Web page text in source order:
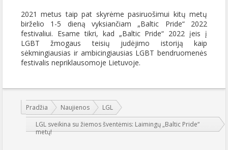
2021 metus taip pat skyrėme pasiruošimui kitų metų
birželio 1-5 dieną vyksiančiam „Baltic Pride“ 2022
festivaliui. Esame tikri, kad „Baltic Pride“ 2022 įeis į
LGBT žmogaus teisių judėjimo istoriją kaip
sėkmingiausias ir ambicingiausias LGBT bendruomenės
festivalis nepriklausomoje Lietuvoje.
Jūs esate čia:
Pradžia Naujienos
LGL
LGL sveikina su žiemos šventėmis: Laimingų „Baltic Pride“
metų!